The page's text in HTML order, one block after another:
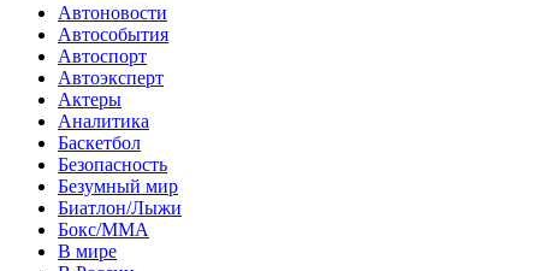
Автоновости
Автособытия
Автоспорт
Автоэксперт
Актеры
Аналитика
Баскетбол
Безопасность
Безумный мир
Биатлон/Лыжи
Бокс/MMA
В мире